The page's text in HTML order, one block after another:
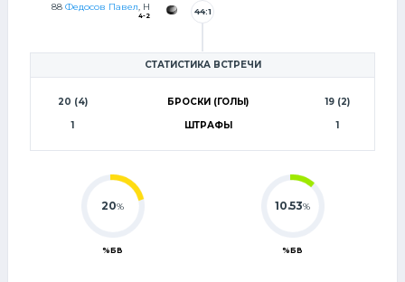
88 Федосов Павел, Н
4-2 44:1
СТАТИСТИКА ВСТРЕЧИ
20 (4) БРОСКИ (ГОЛЫ)
19 (2)
1
ШТРАФЫ 1
20%
%БВ
10.53%
%БВ